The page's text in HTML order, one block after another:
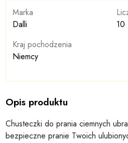
Marka
Dalli
Kraj pochodzenia
Niemcy
10
Opis produktu
Chusteczki do prania ciemnych
bezpieczne pranie Twoich